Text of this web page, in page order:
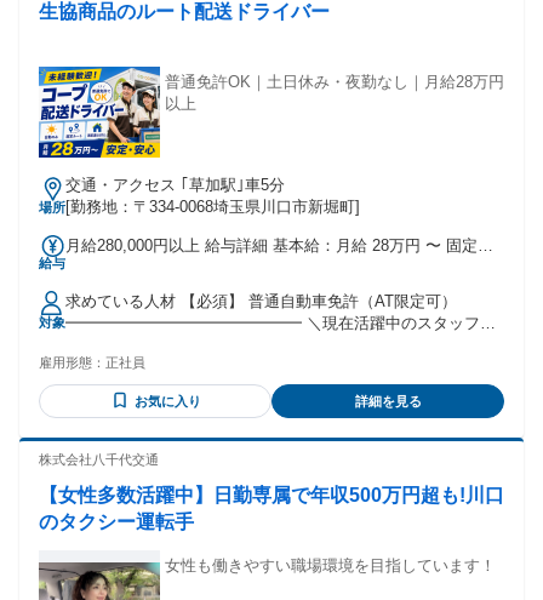
生協商品のルート配送ドライバー
普通免許OK｜土日休み・夜勤なし｜月給28万円
以上
場所
交通・アクセス ｢草加駅｣車5分
[勤務地：〒334-0068埼玉県川口市新堀町]
給与
月給280,000円以上 給与詳細 基本給：月給 28万円 〜 固定残
勤・家族手当金額：なし 全員に一律で支払われるその他手当
金額：なし ✅昇給あり（年1回） ✅賞与あり ＊多少残業あり
用・研修期間の条件：本採用と同じ 入社後は、まず現場配属
じて仕事の流れを身につけていただいた後、 ３日間の自社研
修施設にて座学・実車を使用した研修を実施します。 段階的
にスキルを習得できるため、 未経験の方でも安心して一人立
ちを目指せる環境です。
対象
求めている人材 【必須】 普通自動車免許（AT限定可）
━━━━━━━━━━━━━━━ ＼現在活躍中のスタッフも
異業種からの転職者多数！ 配送・ドライバー経験がなくて
も、 研修＆同乗サポートがあるので 安心して始められます◎
【こんな方におすすめ】 ✅「車の運転が好き」 ✅ 「体を動か
い」 ✅ 「土日休みの正社員を探している」 ✅ 「未経験から
中は1人の時間が多いので、 自分のペースでコツコツ 進めた
い方にもぴったりです♪ 年齢の条件と理由：あり（例外事由3
雇用形態： 正社員
お気に入り 詳細を見る
株式会社八千代交通
【女性多数活躍中】日勤専属で年収500万円超も!川口
のタクシー運転手
女性も働きやすい職場環境を目指しています！